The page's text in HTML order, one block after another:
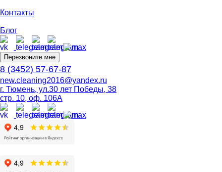
Контакты
Блог
Перезвоните мне
8 (3452) 57-67-87
new.cleaning2016@yandex.ru
г. Тюмень, ул.30 лет Победы, 38
стр. 10, оф. 106А